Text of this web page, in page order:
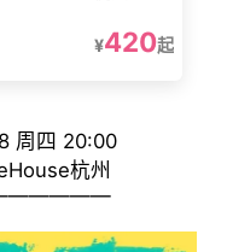
¥420起
周四 20:00
杭州